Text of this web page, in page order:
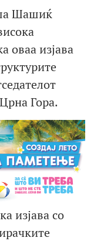
Шашиќ
оваа изјава
Гора.
изјава со